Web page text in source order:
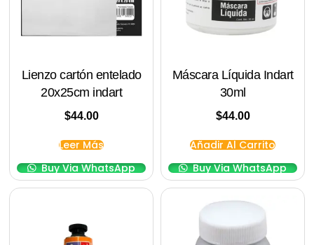
Lienzo cartón entelado
20x25cm indart
$44.00
Leer Más
Buy Via WhatsApp
Máscara Líquida Indart
30ml
$44.00
Añadir Al Carrito
Buy Via WhatsApp